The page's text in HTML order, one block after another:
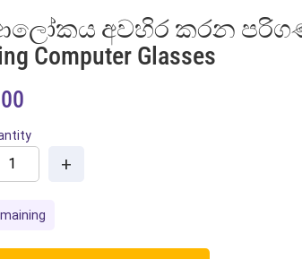
අවහිර කරන
Computer Glasses
+